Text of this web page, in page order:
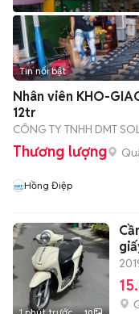
Tin nổi bật
Nhân viên KHO-
12tr
CÔNG TY TNHH DMT
Thương lượng
Hồng Điệp